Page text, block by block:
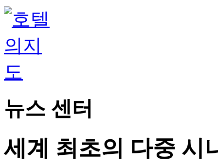
뉴스 센터
세계 최초의 다중 시